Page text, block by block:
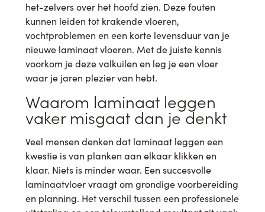
het-zelvers over het hoofd zien. Deze fouten
kunnen leiden tot krakende vloeren,
vochtproblemen en een korte levensduur van je
nieuwe laminaat vloeren. Met de juiste kennis
voorkom je deze valkuilen en leg je een vloer
waar je jaren plezier van hebt.
Waarom laminaat leggen
vaker misgaat dan je denkt
Veel mensen denken dat laminaat leggen een
kwestie is van planken aan elkaar klikken en
klaar. Niets is minder waar. Een succesvolle
laminaatvloer vraagt om grondige voorbereiding
en planning. Het verschil tussen een professionele